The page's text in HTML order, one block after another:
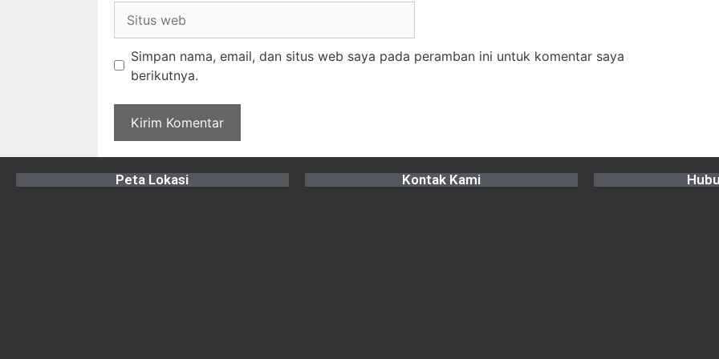
Simpan nama, email, dan situs web saya pada peramban ini untuk komentar saya
berikutnya.
Peta Lokasi Kontak Kami